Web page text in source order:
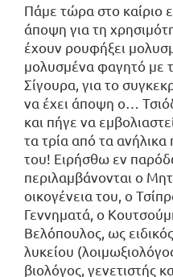
Πάμε τώρα στο καίριο
άποψη για τη
έχουν ρουφήξει
μολυσμένα φαγητό με
Σίγουρα, για το
να έχει άποψη ο…
και πήγε να
τα τρία από τα ανήλικα
του! Ειρήσθω εν
περιλαμβάνονται ο
οικογένεια του, ο
Γεννηματά, ο
Βελόπουλος, ως
λυκείου
βιολόγος, γενετιστής